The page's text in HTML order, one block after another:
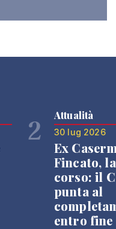
2 Attualità
30 lug 2026
Ex
Fincato,
corso: il
punta al
entro fine